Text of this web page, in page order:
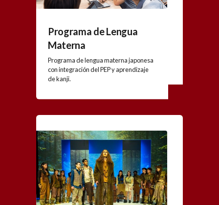
Programa de Lengua
Materna
Programa de lengua materna japonesa
con integración del PEP y aprendizaje
de kanji.